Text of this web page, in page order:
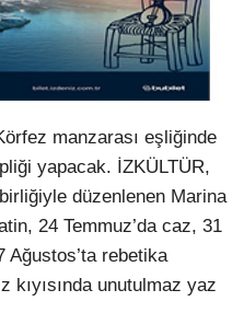
Instagram
Pinterest
Dribbble
manzarası eşliğinde
yapacak. İZKÜLTÜR,
düzenlenen Marina
24 Temmuz’da caz, 31
Ağustos’ta rebetika
unutulmaz yaz